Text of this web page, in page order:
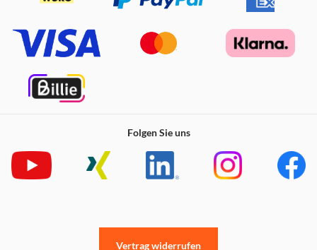
Folgen Sie uns
Vertrag widerrufen